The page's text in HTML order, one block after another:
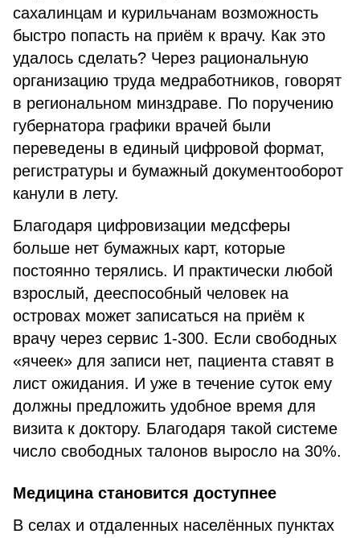
сахалинцам и курильчанам возможность
быстро попасть на приём к врачу. Как это
удалось сделать? Через рациональную
организацию труда медработников, говорят
в региональном минздраве. По поручению
губернатора графики врачей были
переведены в единый цифровой формат,
регистратуры и бумажный документооборот
канули в лету.
Благодаря цифровизации медсферы
больше нет бумажных карт, которые
постоянно терялись. И практически любой
взрослый, дееспособный человек на
островах может записаться на приём к
врачу через сервис 1-300. Если свободных
«ячеек» для записи нет, пациента ставят в
лист ожидания. И уже в течение суток ему
должны предложить удобное время для
визита к доктору. Благодаря такой системе
число свободных талонов выросло на 30%.
Медицина становится доступнее
В селах и отдаленных населённых пунктах